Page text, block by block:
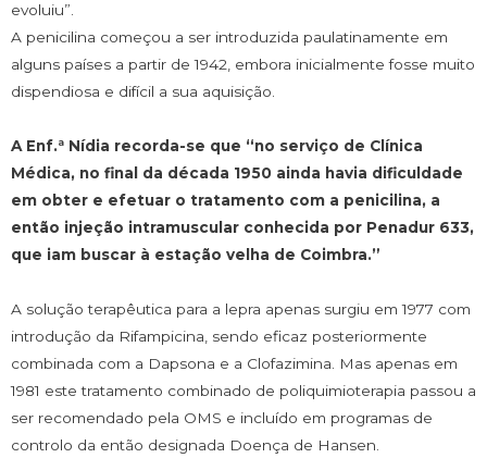
evoluiu”.
A penicilina começou a ser introduzida paulatinamente em
alguns países a partir de 1942, embora inicialmente fosse muito
dispendiosa e difícil a sua aquisição.
A Enf.ª Nídia recorda-se que “no serviço de Clínica
Médica, no final da década 1950 ainda havia dificuldade
em obter e efetuar o tratamento com a penicilina, a
então injeção intramuscular conhecida por Penadur 633,
que iam buscar à estação velha de Coimbra.”
A solução terapêutica para a lepra apenas surgiu em 1977 com
introdução da Rifampicina, sendo eficaz posteriormente
combinada com a Dapsona e a Clofazimina. Mas apenas em
1981 este tratamento combinado de poliquimioterapia passou a
ser recomendado pela OMS e incluído em programas de
controlo da então designada Doença de Hansen.